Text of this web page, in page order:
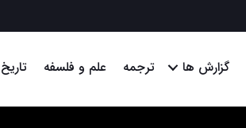
گزارش ها ترجمه علم و فلسفه